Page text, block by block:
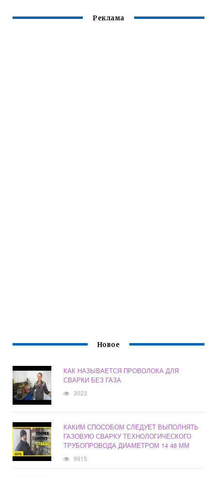
Реклама
Новое
КАК НАЗЫВАЕТСЯ ПРОВОЛОКА ДЛЯ
СВАРКИ БЕЗ ГАЗА
3023
КАКИМ СПОСОБОМ СЛЕДУЕТ ВЫПОЛНЯТЬ
ГАЗОВУЮ СВАРКУ ТЕХНОЛОГИЧЕСКОГО
ТРУБОПРОВОДА ДИАМЕТРОМ 14 48 ММ
9915